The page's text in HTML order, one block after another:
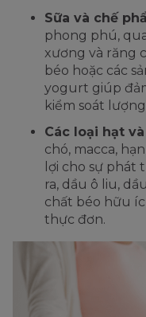
Sữa và chế
phong phú,
xương và răng
béo hoặc các
yogurt giúp
kiểm soát
Các loại hạt
chó, macca,
lợi cho sự phát
ra, dầu ô liu,
chất béo hữu
thực đơn.